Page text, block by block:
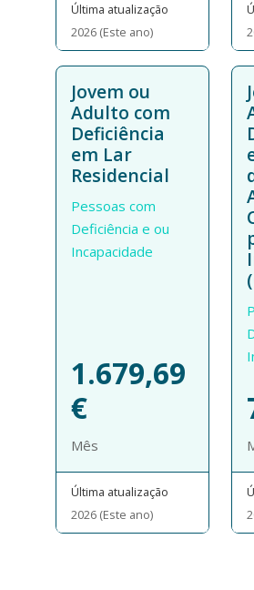
Última atualização
2026 (Este ano)
Jovem ou
Adulto com
Deficiência
em Lar
Residencial
Pessoas com
Deficiência e ou
Incapacidade
1.679,69
€
Mês
Última atualização
2026 (Este ano)